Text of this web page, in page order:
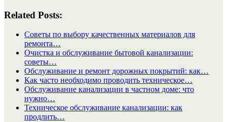
Related Posts:
Советы по выбору качественных материалов для
ремонта…
Очистка и обслуживание бытовой канализации:
советы…
Обслуживание и ремонт дорожных покрытий: как…
Как часто необходимо проводить техническое…
Обслуживание канализации в частном доме: что
нужно…
Техническое обслуживание канализации: как
продлить…